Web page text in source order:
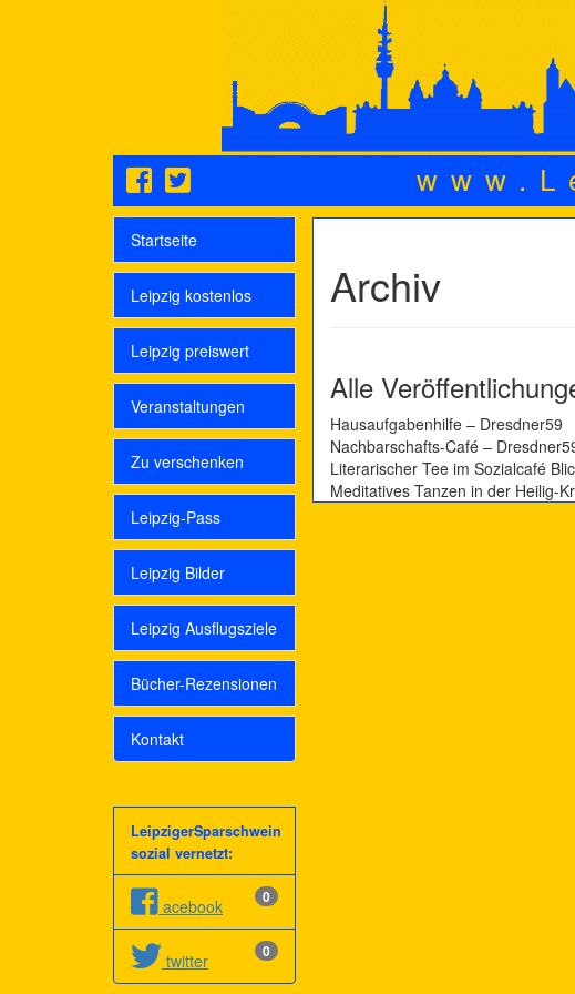
Startseite
Leipzig kostenlos
Leipzig preiswert
Veranstaltungen
Zu verschenken
Leipzig-Pass
Leipzig Bilder
Leipzig Ausflugsziele
Bücher-Rezensionen
Kontakt
LeipzigerSparschwein
sozial vernetzt:
0
acebook
0
twitter
Archiv
Alle
Hausaufgabenhilfe – Dresdner59
Nachbarschafts-Café –
Literarischer Tee im Sozialcafé
Meditatives Tanzen in der Heilig-